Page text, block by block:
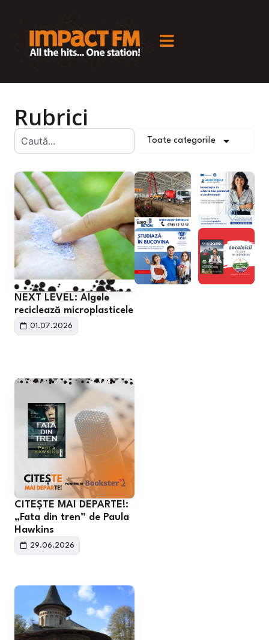
Rubrici
Toate categoriile
NEXT LEVEL: Algele
reciclează microplasticele
01.07.2026
CITEȘTE MAI DEPARTE!:
„Fata din tren” de Paula
Hawkins
29.06.2026